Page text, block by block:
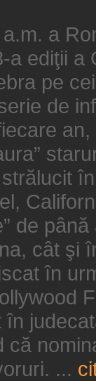
a
a ediţii
pe
de
de
cât şi
în
că
...